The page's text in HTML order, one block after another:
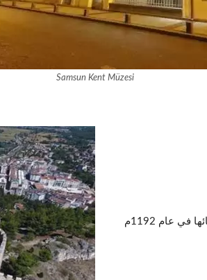
Samsun Kent Müzesi
تحظى ولاية سامسون بقلعة وحيدة يُعتقد أنه تم بنائها في عام 1192م